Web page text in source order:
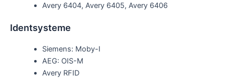
Avery 6404, Avery 6405, Avery 6406
Identsysteme
Siemens: Moby-I
AEG: OIS-M
Avery RFID